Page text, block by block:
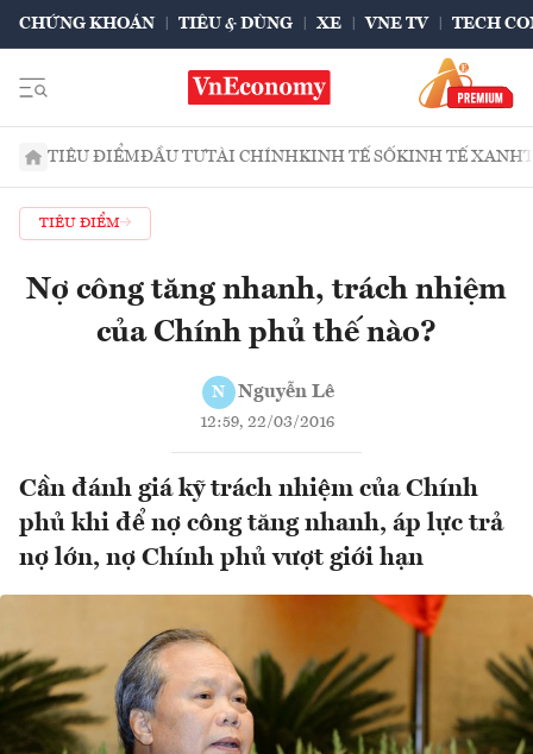
CHỨNG KHOÁN TIÊU & DÙNG XE VNE TV TECH
TIÊU ĐIỂMĐẦU TƯTÀI CHÍNHKINH TẾ SỐKINH TẾ XANH
TIÊU ĐIỂM
Nợ công tăng nhanh, trách nhiệm
của Chính phủ thế nào?
N Nguyễn Lê
12:59, 22/03/2016
Cần đánh giá kỹ trách nhiệm của Chính
phủ khi để nợ công tăng nhanh, áp lực trả
nợ lớn, nợ Chính phủ vượt giới hạn